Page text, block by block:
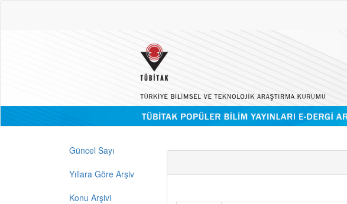
Güncel Sayı
Yıllara Göre Arşiv
Konu Arşivi